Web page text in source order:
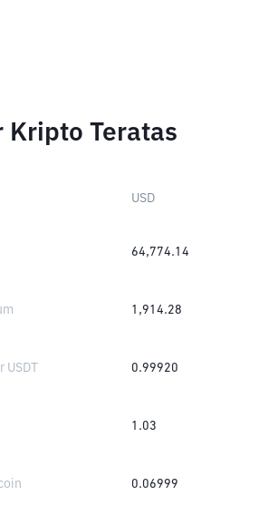
Kripto Teratas
USD
64,774.14
1,914.28
USDT 0.99920
1.03
0.06999